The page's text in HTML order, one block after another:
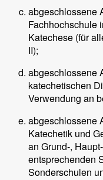
abgeschlossene
Fachhochschule
Katechese (für
II);
abgeschlossene
katechetischen
Verwendung an
abgeschlossene
Katechetik und
an Grund-,
entsprechenden
Sonderschulen